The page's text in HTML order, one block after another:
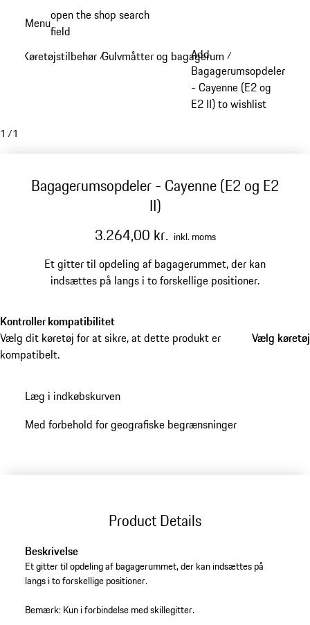
Menuopen the shop search
field
Køretøjstilbehør /Gulvmåtter og bagagerum /
Add
Bagagerumsopdeler
- Cayenne (E2 og
E2 II) to wishlist
1 /1
Bagagerumsopdeler - Cayenne (E2 og E2
II)
3.264,00 kr. inkl. moms
Et gitter til opdeling af bagagerummet, der kan
indsættes på langs i to forskellige positioner.
Kontroller kompatibilitet
Vælg dit køretøj for at sikre, at dette produkt er
kompatibelt.
Vælg køretøj
Vælg køretøj
Læg i indkøbskurven
Med forbehold for geografiske begrænsninger
Product Details
Beskrivelse
Et gitter til opdeling af bagagerummet, der kan indsættes på
langs i to forskellige positioner.
Bemærk: Kun i forbindelse med skillegitter.